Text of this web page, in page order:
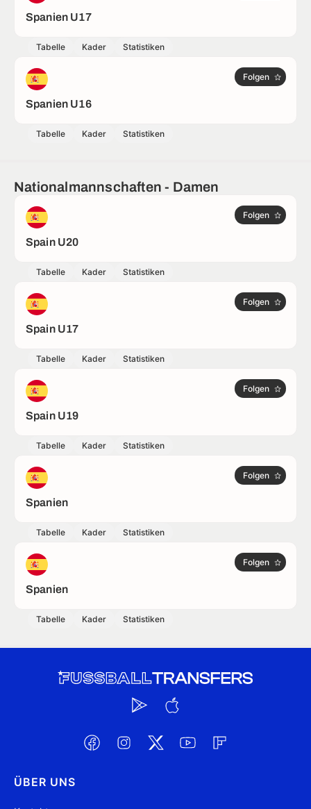
Spanien U17
Tabelle Kader Statistiken
Spanien U16
Folgen
Tabelle Kader Statistiken
Nationalmannschaften - Damen
Spain U20
Folgen
Tabelle Kader Statistiken
Spain U17
Folgen
Tabelle Kader Statistiken
Spain U19
Folgen
Tabelle Kader Statistiken
Spanien
Folgen
Tabelle Kader Statistiken
Spanien
Folgen
Tabelle Kader Statistiken
ÜBER UNS